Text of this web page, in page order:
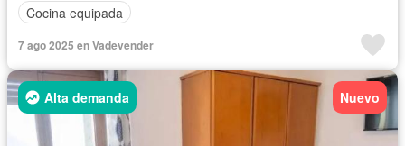
Cocina equipada
7 ago 2025 en Vadevender
Alta demanda Nuevo